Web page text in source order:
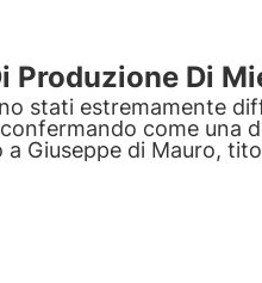
Produzione Di
stati estremamente
come una
Giuseppe di Mauro,